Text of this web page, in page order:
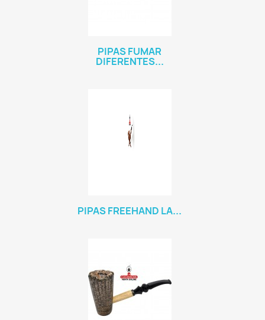
PIPAS FUMAR
DIFERENTES...
PIPAS FREEHAND LA...